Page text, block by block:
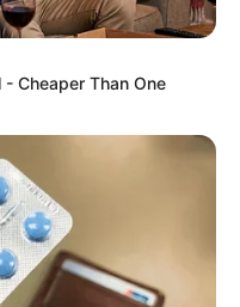
Cheaper Than One